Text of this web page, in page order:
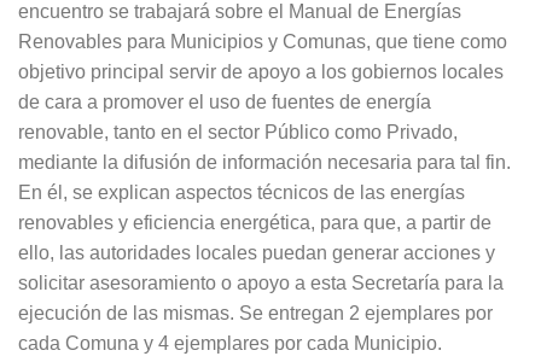
encuentro se trabajará sobre el Manual de Energías
Renovables para Municipios y Comunas, que tiene como
objetivo principal servir de apoyo a los gobiernos locales
de cara a promover el uso de fuentes de energía
renovable, tanto en el sector Público como Privado,
mediante la difusión de información necesaria para tal fin.
En él, se explican aspectos técnicos de las energías
renovables y eficiencia energética, para que, a partir de
ello, las autoridades locales puedan generar acciones y
solicitar asesoramiento o apoyo a esta Secretaría para la
ejecución de las mismas. Se entregan 2 ejemplares por
cada Comuna y 4 ejemplares por cada Municipio.